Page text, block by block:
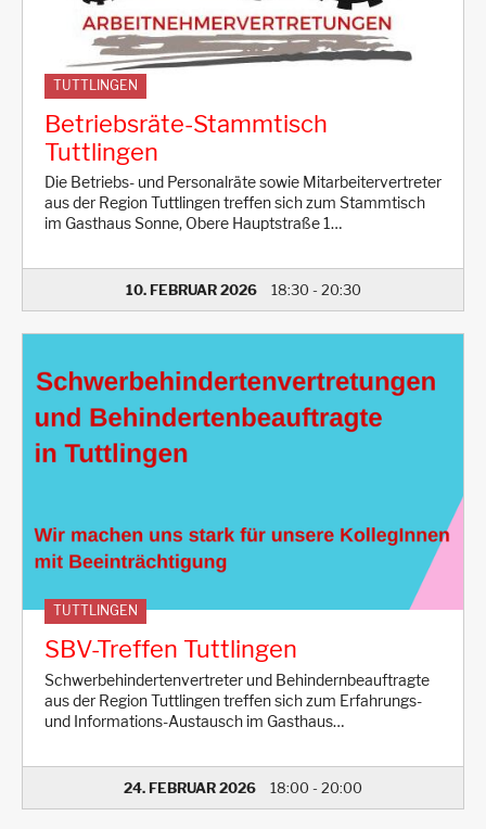
TUTTLINGEN
Betriebsräte-Stammtisch
Tuttlingen
Die Betriebs- und Personalräte sowie Mitarbeitervertreter
aus der Region Tuttlingen treffen sich zum Stammtisch
im Gasthaus Sonne, Obere Hauptstraße 1…
10. FEBRUAR 2026 18:30 - 20:30
TUTTLINGEN
SBV-Treffen Tuttlingen
Schwerbehindertenvertreter und Behindernbeauftragte
aus der Region Tuttlingen treffen sich zum Erfahrungs-
und Informations-Austausch im Gasthaus…
24. FEBRUAR 2026 18:00 - 20:00